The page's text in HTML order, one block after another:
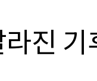
진 기